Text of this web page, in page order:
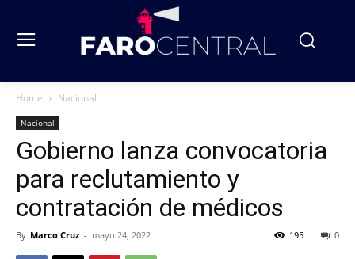
Home Nacional
Nacional
Gobierno lanza convocatoria
para reclutamiento y
contratación de médicos
By Marco Cruz - mayo 24, 2022 0
195